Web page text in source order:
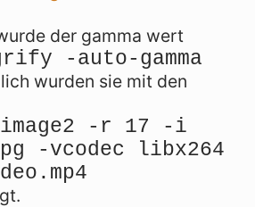
der gamma wert
-auto-gamma
wurden sie mit den
-r 17 -i
-vcodec libx264